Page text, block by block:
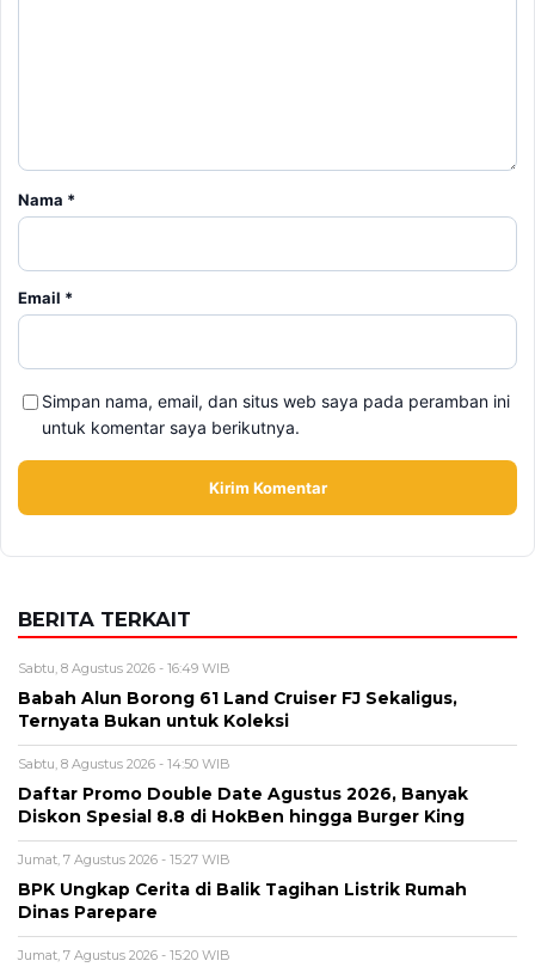
Nama *
Email *
Simpan nama, email, dan situs web saya pada peramban ini
untuk komentar saya berikutnya.
BERITA TERKAIT
Sabtu, 8 Agustus 2026 - 16:49 WIB
Babah Alun Borong 61 Land Cruiser FJ Sekaligus,
Ternyata Bukan untuk Koleksi
Sabtu, 8 Agustus 2026 - 14:50 WIB
Daftar Promo Double Date Agustus 2026, Banyak
Diskon Spesial 8.8 di HokBen hingga Burger King ‎
Jumat, 7 Agustus 2026 - 15:27 WIB
BPK Ungkap Cerita di Balik Tagihan Listrik Rumah
Dinas Parepare
Jumat, 7 Agustus 2026 - 15:20 WIB